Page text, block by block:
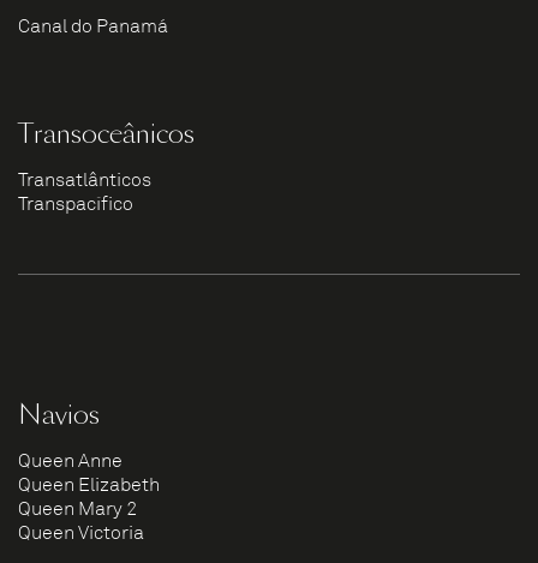
Canal do Panamá
Transoceânicos
Transatlânticos
Transpacífico
Navios
Queen Anne
Queen Elizabeth
Queen Mary 2
Queen Victoria